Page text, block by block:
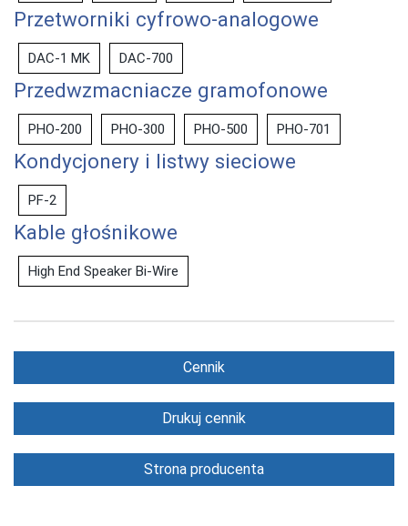
Przetworniki cyfrowo-analogowe
DAC-1 MK DAC-700
Przedwzmacniacze gramofonowe
PHO-200 PHO-300 PHO-500 PHO-701
Kondycjonery i listwy sieciowe
PF-2
Kable głośnikowe
High End Speaker Bi-Wire
Cennik
Drukuj cennik
Strona producenta